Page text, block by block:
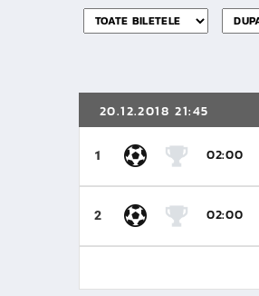
20.12.2018 21:45
1 02:00
2 02:00